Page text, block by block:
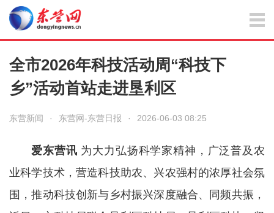
全市2026年科技活动周“科技下
乡”活动首站走进垦利区
东营新闻 · 东营网-东营日报 · 2026-06-03 08:25
爱东营讯 为大力弘扬科学家精神，广泛普及农
业科学技术，营造科技助农、兴农强村的浓厚社会氛
围，推动科技创新与乡村振兴深度融合、同频共振，